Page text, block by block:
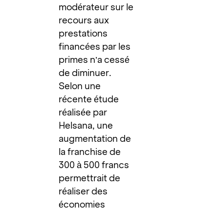
modérateur sur le
recours aux
prestations
financées par les
primes n’a cessé
de diminuer.
Selon une
récenteétude
réalisée par
Helsana, une
augmentation de
la franchise de
300 à 500 francs
permettrait de
réaliser des
économies